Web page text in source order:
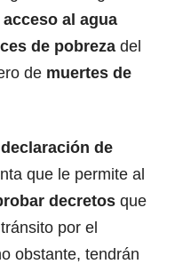
al agua
de pobreza del
de muertes de
declaración de
que le permite al
decretos que
por el
obstante, tendrán